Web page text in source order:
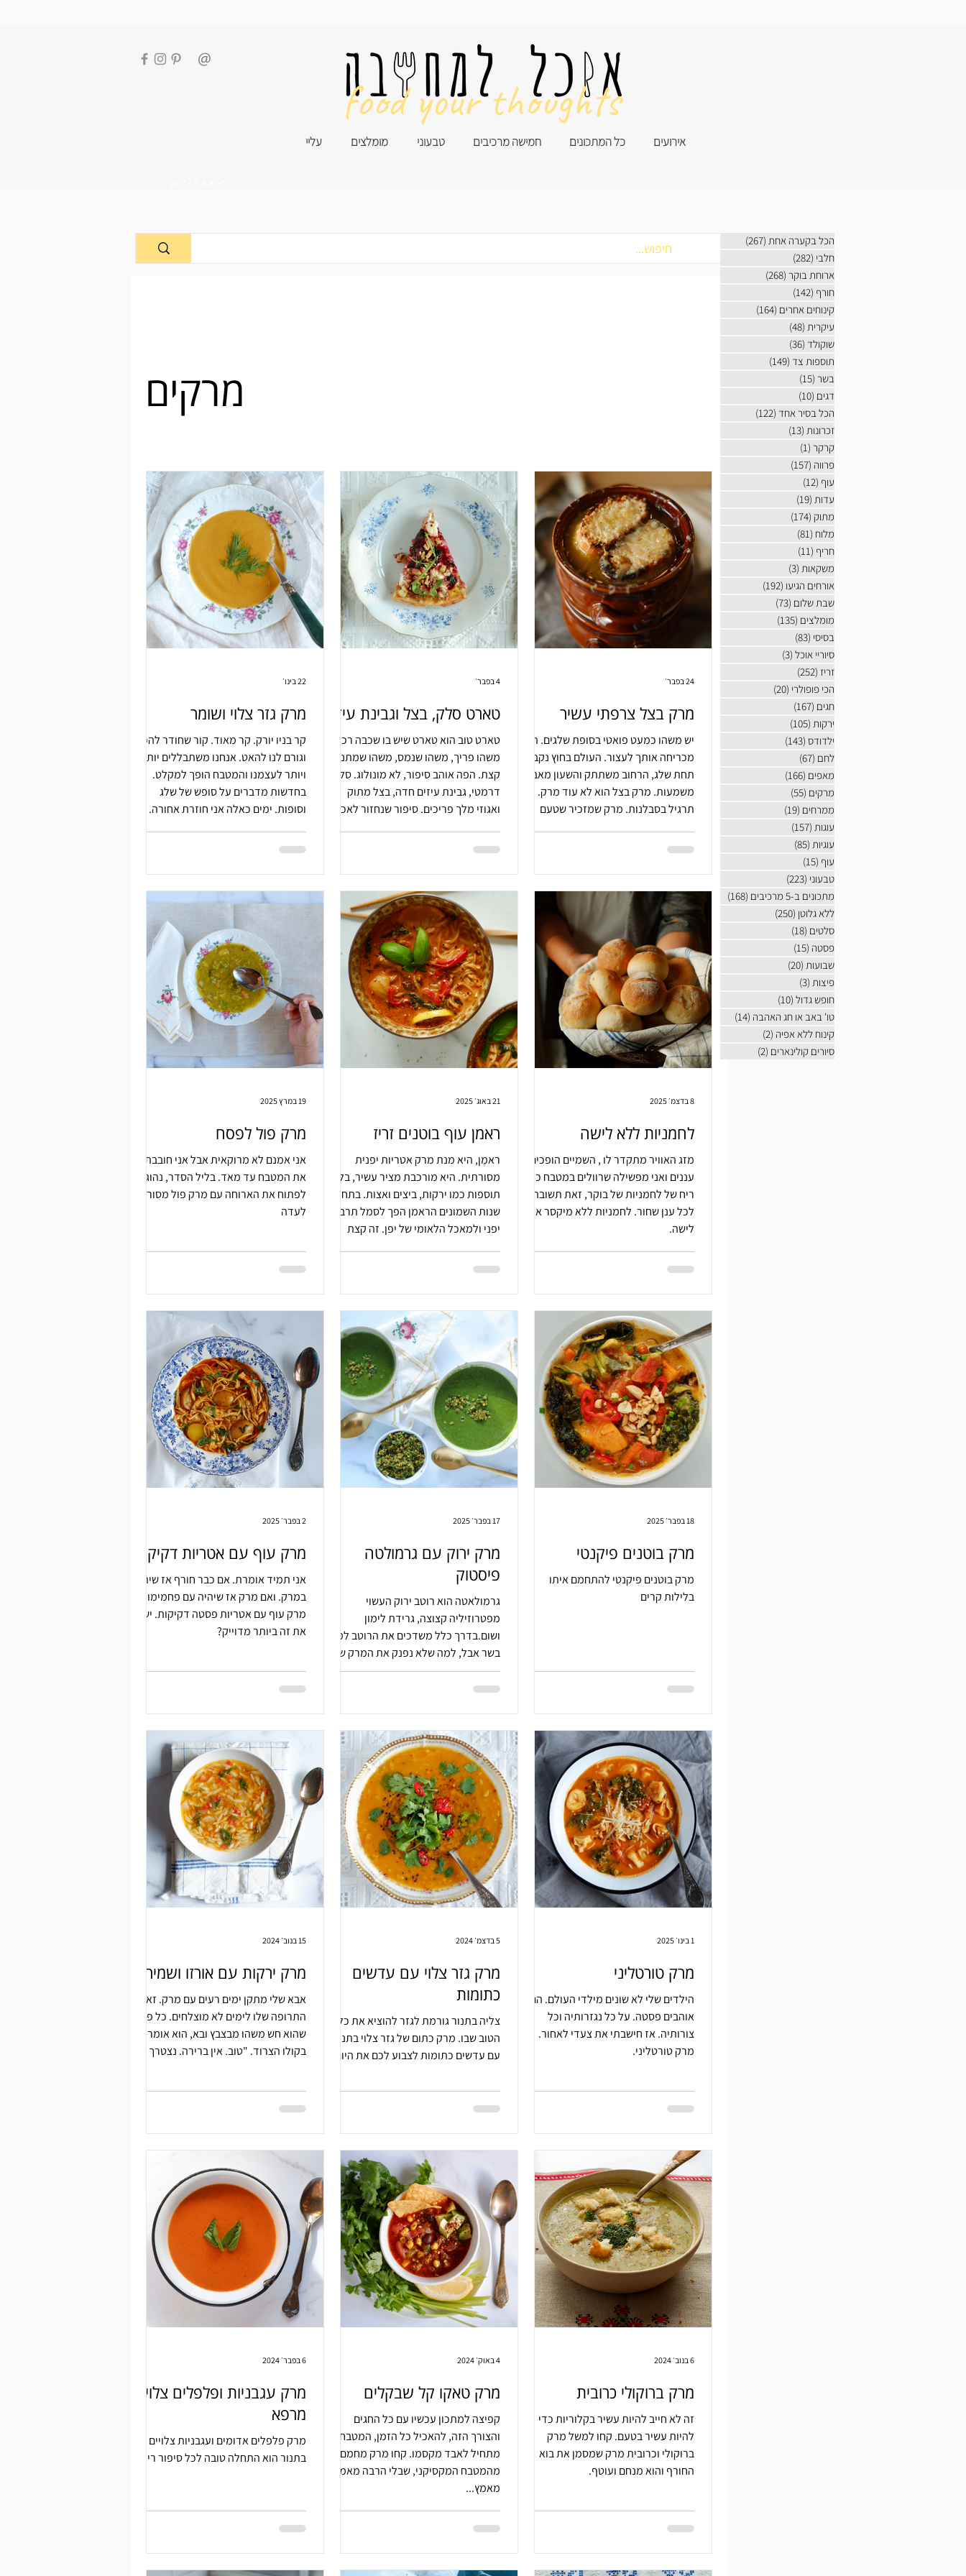
עליי מומלצים טבעוני חמישה מרכיבים כל המתכונים אירועים
food your thoughts
מרקים
מרק בצל צרפתי עשיר
יש משהו כמעט פואטי בסופת שלגים. היא
מכריחה אותך לעצור. העולם בחוץ נקבר
תחת שלג, הרחוב משתתק והשעון מאבד
משמעות. מרק בצל הוא לא עוד מרק. הוא
תרגיל בסבלנות. מרק שמזכיר שטעם
24 בפבר׳
טארט סלק, בצל וגבינת עיזים
טארט טוב הוא טארט שיש בו שכבה רכה,
משהו פריך, משהו שנמס, משהו שמתנגד
קצת. הפה אוהב סיפור, לא מונולוג. סלק
דרמטי, גבינת עיזים חדה, בצל מתוק
ואגוזי מלך פריכים. סיפור שנחזור לאכול
4 בפבר׳
מרק גזר צלוי ושומר
קר בניו יורק. קר מאוד. קור שחודר להכל
וגורם לנו להאט. אנחנו משתבללים יותר
ויותר לעצמנו והמטבח הופך למקלט.
בחדשות מדברים על סופש של שלג
וסופות. ימים כאלה אני חוזרת אחורה.
מתיקות עמוקה, טעם אניס עדין וצלחת
ובית שמתמלא בריח וחום.
22 בינו׳
לחמניות ללא לישה
מזג האוויר מתקדר לו , השמיים הופכים
עננים ואני מפשילה שרוולים במטבח כי
ריח של לחמניות של בוקר, זאת תשובה
לכל ענן שחור. לחמניות ללא מיקסר או
לישה.
8 בדצמ׳ 2025
ראמן עוף בוטנים זריז
ראמֶן, היא מנת מרק אטריות יפנית
מסורתית. היא מורכבת מציר עשיר, בליווי
תוספות כמו ירקות, ביצים ואצות. בתחילת
שנות השמונים הראמן הפך לסמל תרבותי
יפני ולמאכל הלאומי של יפן. זה קצת
מקורן בסין.
21 באוג׳ 2025
מרק פול לפסח
אני אמנם לא מרוקאית אבל אני חובבת
את המטבח עד מאד. בליל הסדר, נהוג
לפתוח את הארוחה עם מרק פול מסורתי
לעדה
19 במרץ 2025
מרק בוטנים פיקנטי
מרק בוטנים פיקנטי להתחמם איתו
בלילות קרים
18 בפבר׳ 2025
מרק ירוק עם גרמולטה
פיסטוק
גרמולאטה הוא רוטב ירוק העשוי
מפטרוזיליה קצוצה, גרידת לימון
ושום.בדרך כלל משדכים את הרוטב למנת
בשר אבל, למה שלא נפנק את המרק שלנו
באיזה סייד
17 בפבר׳ 2025
מרק עוף עם אטריות דקיקות
אני תמיד אומרת. אם כבר חורף אז שיהיה
במרק. ואם מרק אז שיהיה עם פחמימות.
מרק עוף עם אטריות פסטה דקיקות. יש
את זה ביותר מדוייק?
2 בפבר׳ 2025
מרק טורטליני
הילדים שלי לא שונים מילדי העולם. הם
אוהבים פסטה. על כל נגזרותיה וכל
צורותיה. אז חישבתי את צעדי לאחור.
מרק טורטליני.
1 בינו׳ 2025
מרק גזר צלוי עם עדשים
כתומות
צליה בתנור גורמת לגזר להוציא את כל
הטוב שבו. מרק כתום של גזר צלוי בתנור
עם עדשים כתומות לצבוע לכם את היום
5 בדצמ׳ 2024
מרק ירקות עם אורזו ושמיר
אבא שלי מתקן ימים רעים עם מרק. זאת
התרופה שלו לימים לא מוצלחים. כל פעם
שהוא חש משהו מבצבץ ובא, הוא אומר
בקולו הצרוד. "טוב. אין ברירה. נצטרך
15 בנוב׳ 2024
מרק ברוקולי כרובית
זה לא חייב להיות עשיר בקלוריות כדי
להיות עשיר בטעם. קחו למשל מרק
ברוקולי וכרובית מרק שמסמן את בוא
החורף והוא מנחם ועוטף.
6 בנוב׳ 2024
מרק טאקו קל שבקלים
קפיצה למתכון עכשיו עם כל החגים
והצורך הזה, להאכיל כל הזמן, המטבח
מתחיל לאבד מקסמו. קחו מרק מחמם
מהמטבח המקסיקני, שבלי הרבה מאמץ,
מאמץ...
4 באוק׳ 2024
מרק עגבניות ופלפלים צלויים
מרפא
מרק פלפלים אדומים ועגבניות צלויים
בתנור הוא התחלה טובה לכל סיפור ריפוי.
6 בפבר׳ 2024
הכל בקערה אחת (267)
חלבי (282)
ארוחת בוקר (268)
חורף (142)
קינוחים אחרים (164)
עיקרית (48)
שוקולד (36)
תוספות צד (149)
בשר (15)
דגים (10)
הכל בסיר אחד (122)
זכרונות (13)
קרקר (1)
פרווה (157)
עוף (12)
עדות (19)
מתוק (174)
מלוח (81)
חריף (11)
משקאות (3)
אורחים הגיעו (192)
שבת שלום (73)
מומלצים (135)
בסיסי (83)
סיוריי אוכל (3)
זריז (252)
הכי פופולרי (20)
חגים (167)
ירקות (105)
ילדודס (143)
לחם (67)
מאפים (166)
מרקים (55)
ממרחים (19)
עוגות (157)
עוגיות (85)
עוף (15)
טבעוני (223)
מתכונים ב-5 מרכיבים
(168)
ללא גלוטן (250)
סלטים (18)
פסטה (15)
שבועות (20)
פיצות (3)
חופש גדול (10)
טו' באב או חג האהבה (14)
קינוח ללא אפיה (2)
סיורים קולינארים (2)